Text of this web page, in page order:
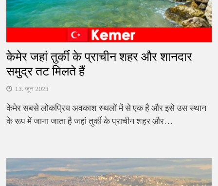
केमेर जहां तुर्की के प्राचीन शहर और शानदार
समुद्र तट मिलते हैं
13. जून 2023
केमेर सबसे लोकप्रिय अवकाश स्थलों में से एक है और इसे उस स्थान
के रूप में जाना जाता है जहां तुर्की के प्राचीन शहर और…